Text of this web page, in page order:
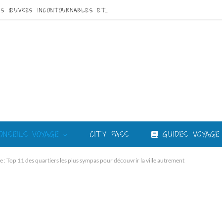
VISITE DE GAUDÍ À BARCELONE : GUIDE DES ŒUVRES INCONTOURNABLES ET DU MEILLEUR CIRCUIT
VOYAGE CITY PASS GUIDES
: Top 11 des quartiers les plus sympas pour découvrir la ville autrement